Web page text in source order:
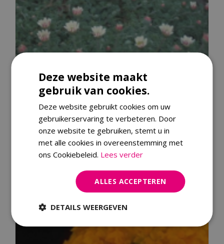
Afrikaanse pyrethrum
Anacyclus pyrethrum var. depressus
Deze website maakt
gebruik van cookies.
Deze website gebruikt cookies om uw
gebruikerservaring te verbeteren. Door
onze website te gebruiken, stemt u in
met alle cookies in overeenstemming met
ons Cookiebeleid. Lees verder
ALLES ACCEPTEREN
DETAILS WEERGEVEN